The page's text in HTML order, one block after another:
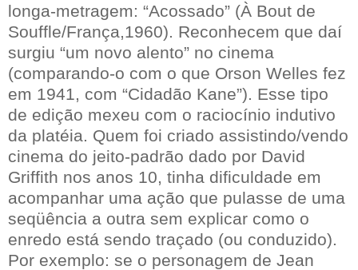
longa-metragem: “Acossado” (À Bout de
Souffle/França,1960). Reconhecem que daí
surgiu “um novo alento” no cinema
(comparando-o com o que Orson Welles fez
em 1941, com “Cidadão Kane”). Esse tipo
de edição mexeu com o raciocínio indutivo
da platéia. Quem foi criado assistindo/vendo
cinema do jeito-padrão dado por David
Griffith nos anos 10, tinha dificuldade em
acompanhar uma ação que pulasse de uma
seqüência a outra sem explicar como o
enredo está sendo traçado (ou conduzido).
Por exemplo: se o personagem de Jean